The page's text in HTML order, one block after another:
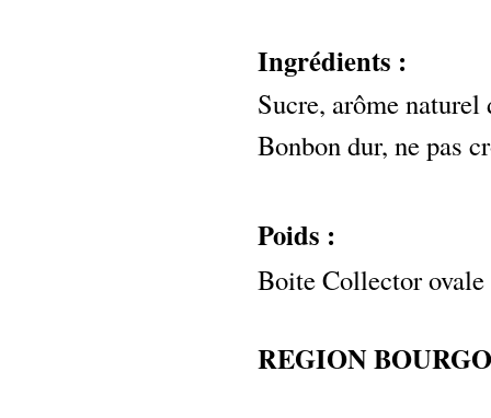
Ingrédients :
Sucre, arôme
Bonbon dur, ne pas
Poids :
Boite Collector ovale
REGION